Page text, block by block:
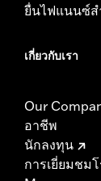
ยื่นไฟแนนซ์ส
เกี่ยวกับเรา
Our
อาชีพ
นักลงทุน
การเยี่ยมชม